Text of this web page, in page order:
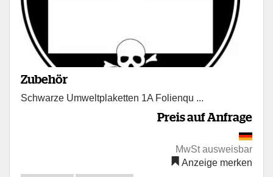
Zubehör
Schwarze Umweltplaketten 1A Folienqu ...
Preis auf Anfrage
MwSt ausweisbar
Anzeige merken